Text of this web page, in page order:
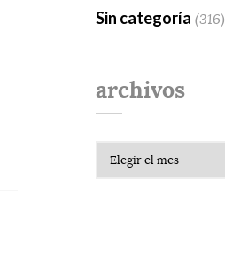
Sin categoría (316)
archivos